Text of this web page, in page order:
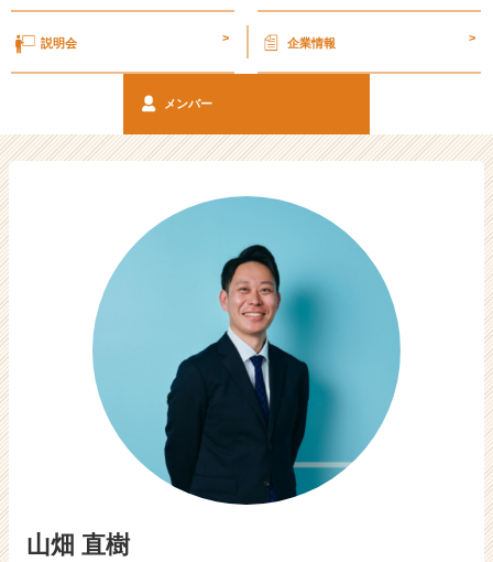
ら
ウ
ト
キ
（C
e
説明会 > 企業情報 >
メンバー
山畑 直樹